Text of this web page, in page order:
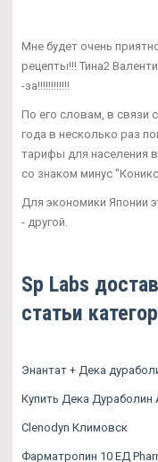
Мне будет очень
рецепты!!! Тина2
-за!!!!!!!!!!!!
По его словам, в связи
года в несколько раз
тарифы для населения
со знаком минус
Для экономики Японии
- другой.
Sp Labs
статьи
Энантат + Дека
Купить Дека Дураболин
Clenodyn Климовск
Фарматропин 10 ЕД